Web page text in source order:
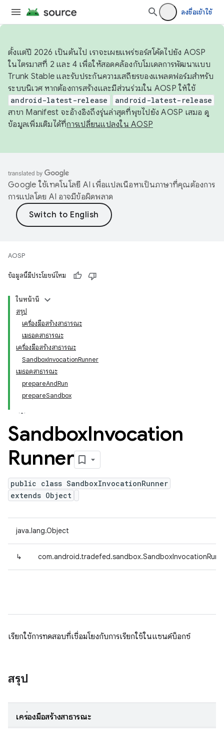
ลงชื่อเข้าใช้
ตั้งแต่ปี 2026 เป็นต้นไป เราจะเผยแพร่ซอร์สโค้ดไปยัง AOSP
ในไตรมาสที่ 2 และ 4 เพื่อให้สอดคล้องกับโมเดลการพัฒนาแบบ
Trunk Stable และรับประกันความเสถียรของแพลตฟอร์มสำหรับ
ระบบนิเวศ หากต้องการสร้างและมีส่วนร่วมใน AOSP ให้ใช้
android-latest-release android-latest-release
สาขา Manifest จะอ้างอิงถึงรุ่นล่าสุดที่พุชไปยัง AOSP เสมอ ดู
ข้อมูลเพิ่มเติมได้ที่การเปลี่ยนแปลงใน AOSP
Google ใช้เทคโนโลยี AI เพื่อแปลเนื้อหาเป็นภาษาที่คุณต้องการ
การแปลโดย AI อาจมีข้อผิดพลาด
AOSP
ข้อมูลนี้มีประโยชน์ไหม
ในหน้านี้
สรุป
เครื่องมือสร้างสาธารณะ
เมธอดสาธารณะ
เครื่องมือสร้างสาธารณะ
SandboxInvocationRunner
เมธอดสาธารณะ
prepareAndRun
prepareSandbox
SandboxInvocation
Runner
public class SandboxInvocationRunner
extends Object
java.lang.Object
↳
เรียกใช้การทดสอบที่เชื่อมโยงกับการเรียกใช้ในแซนด์บ็อกซ์
สรุป
เครื่องมือสร้างสาธารณะ